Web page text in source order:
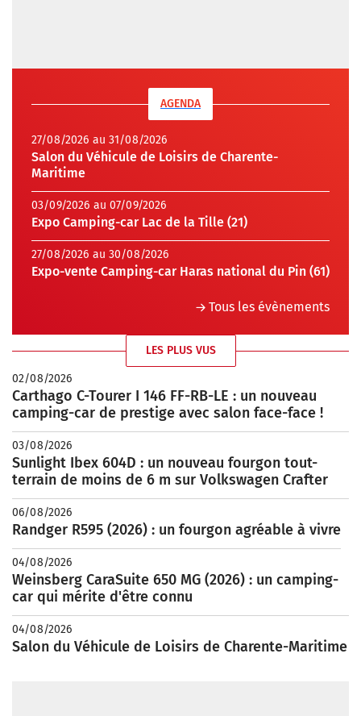
AGENDA
27/08/2026 au 31/08/2026
Salon du Véhicule de Loisirs de Charente-
Maritime
03/09/2026 au 07/09/2026
Expo Camping-car Lac de la Tille (21)
27/08/2026 au 30/08/2026
Expo-vente Camping-car Haras national du Pin (61)
Tous les évènements
LES PLUS VUS
02/08/2026
Carthago C-Tourer I 146 FF-RB-LE : un nouveau
camping-car de prestige avec salon face-face !
03/08/2026
Sunlight Ibex 604D : un nouveau fourgon tout-
terrain de moins de 6 m sur Volkswagen Crafter
06/08/2026
Randger R595 (2026) : un fourgon agréable à vivre
04/08/2026
Weinsberg CaraSuite 650 MG (2026) : un camping-
car qui mérite d'être connu
04/08/2026
Salon du Véhicule de Loisirs de Charente-Maritime